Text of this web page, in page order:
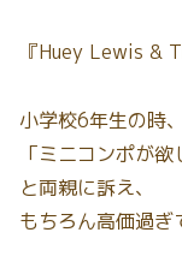
『Huey Lewis &
小学校6年生の時、
「ミニコンポが欲
と両親に訴え、
もちろん高価過ぎ